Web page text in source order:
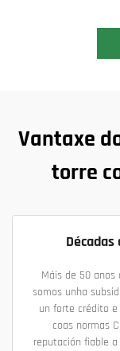
Vantaxe
torre
Máis de 50 anos
somos unha
un forte crédito e
coas normas
reputación fiable